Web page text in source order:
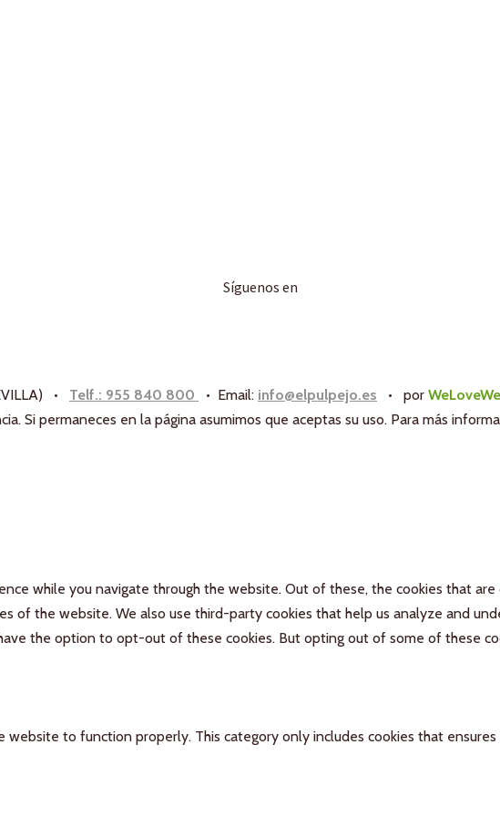
Síguenos en
• Telf.: 955 840 800 • Email: info@elpulpejo.es • por
Si permaneces en la página asumimos que aceptas su uso. Para más
while you navigate through the website. Out of these, the cookies that
of the website. We also use third-party cookies that help us analyze and
the option to opt-out of these cookies. But opting out of some of these
website to function properly. This category only includes cookies that